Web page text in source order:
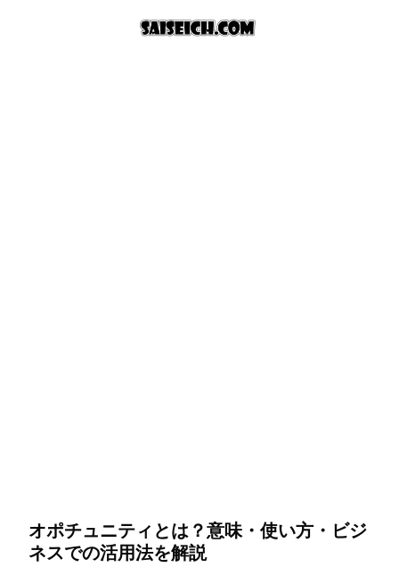
オポチュニティとは？意味・使い方・ビジ
ネスでの活用法を解説